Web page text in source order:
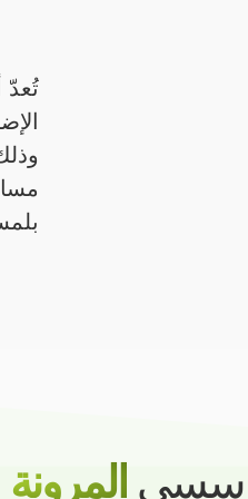
تُعدّ
المرونة